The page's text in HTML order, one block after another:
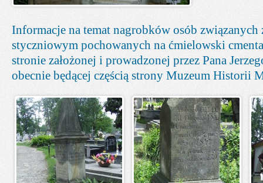
Informacje na temat nagrobków osób związanych
styczniowym pochowanych na ćmielowski
stronie założonej i prowadzonej przez Pana
obecnie będącej częścią strony Muzeum Historii